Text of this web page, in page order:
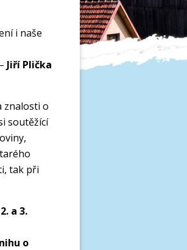
i naše
Jiří Plička
znalosti o
soutěžící
tak při
a 3.
o